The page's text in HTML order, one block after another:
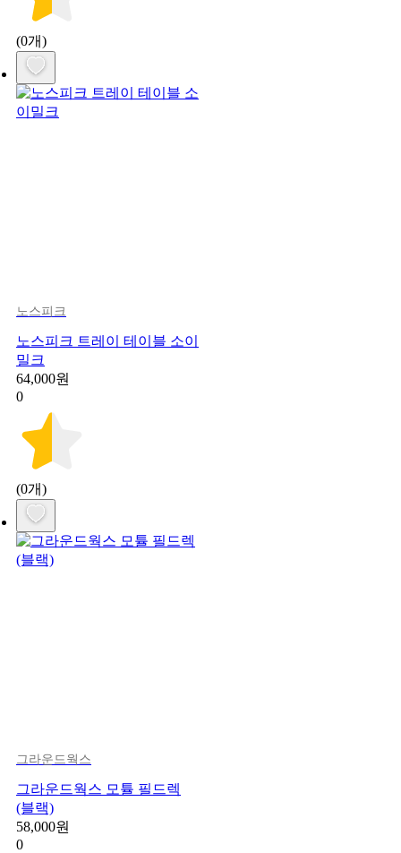
(0개)
노스피크
노스피크 트레이 테이블 소이
밀크
64,000원
0
(0개)
그라운드웍스
그라운드웍스 모튤 필드렉
(블랙)
58,000원
0